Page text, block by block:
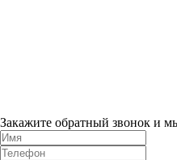
Закажите обратный звонок и